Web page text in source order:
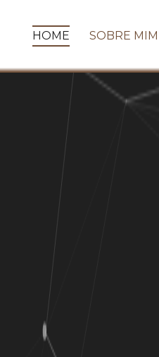
HOME SOBRE MIM